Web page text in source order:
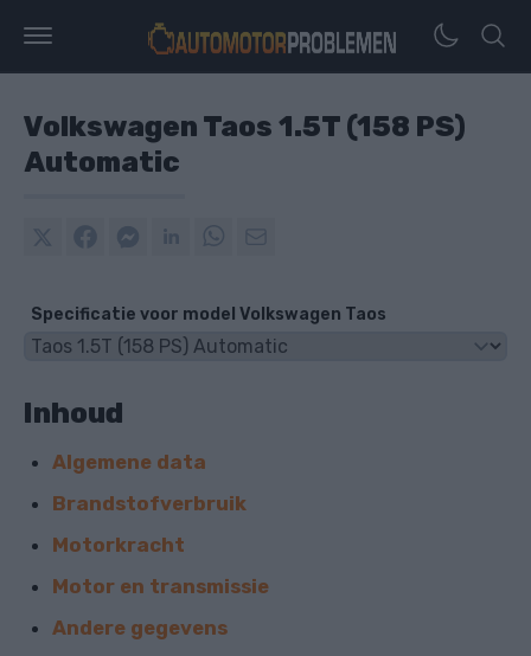
Volkswagen Taos 1.5T (158 PS)
Automatic
Specificatie voor model Volkswagen Taos
Inhoud
Algemene data
Brandstofverbruik
Motorkracht
Motor en transmissie
Andere gegevens